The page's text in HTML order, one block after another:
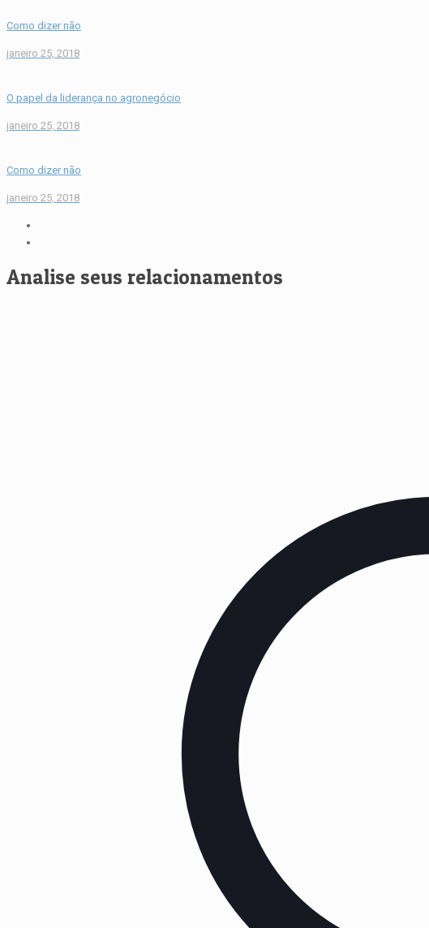
Como dizer não
janeiro 25, 2018
O papel da liderança no agronegócio
janeiro 25, 2018
Como dizer não
janeiro 25, 2018
Analise seus relacionamentos